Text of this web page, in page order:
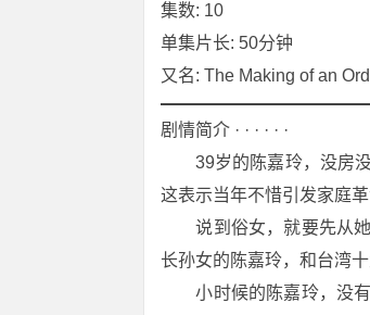
集数: 10
单集片长: 50分钟
又名: The Making of an
剧情简介 · · · · · ·
39岁的陈嘉玲，没房没
这表示当年不惜引发家庭
说到俗女，就要先从她
长孙女的陈嘉玲，和台湾
小时候的陈嘉玲，没有